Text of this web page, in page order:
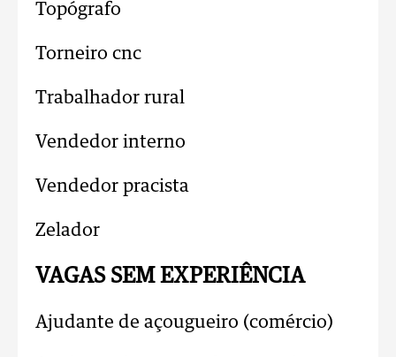
Topógrafo
Torneiro cnc
Trabalhador rural
Vendedor interno
Vendedor pracista
Zelador
VAGAS SEM EXPERIÊNCIA
Ajudante de açougueiro (comércio)